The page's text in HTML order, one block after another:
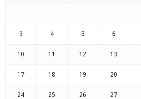
3 4 5 6
10 11 12 13
17 18 19 20
24 25 26 27